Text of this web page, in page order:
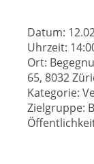
Datum:
Uhrzeit:
Ort:
65, 8032
Kategorie:
Zielgruppe: